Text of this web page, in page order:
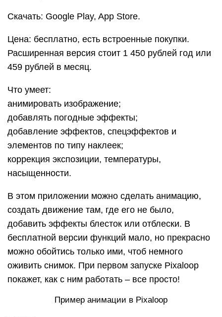
Скачать: Google Play, App Store.
Цена: бесплатно, есть встроенные покупки.
Расширенная версия стоит 1 450 рублей год или
459 рублей в месяц.
Что умеет:
анимировать изображение;
добавлять погодные эффекты;
добавление эффектов, спецэффектов и
элементов по типу наклеек;
коррекция экспозиции, температуры,
насыщенности.
В этом приложении можно сделать анимацию,
создать движение там, где его не было,
добавить эффекты блесток или отблески. В
бесплатной версии функций мало, но прекрасно
можно обойтись только ими, чтоб немного
оживить снимок. При первом запуске Pixaloop
покажет, как с ним работать – все просто!
Пример анимации в Pixaloop